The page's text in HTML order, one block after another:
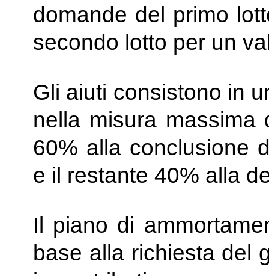
domande del primo
secondo lotto per un
Gli aiuti consistono in
nella misura
60% alla conclusione
e il restante 40% alla
Il piano di
base alla richiesta del